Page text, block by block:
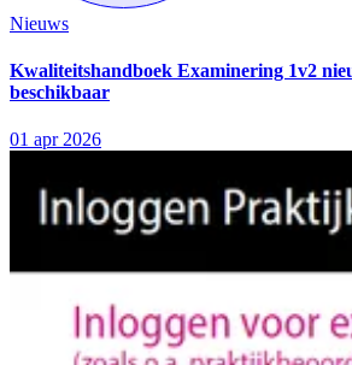
Nieuws
Kwaliteitshandboek Examinering 1v2
beschikbaar
01 apr 2026